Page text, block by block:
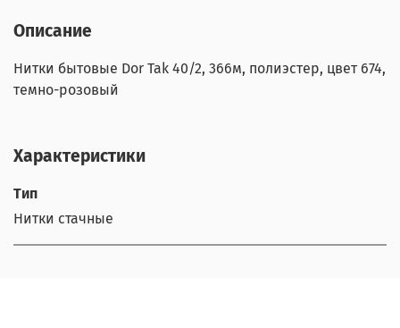
Описание
Нитки бытовые Dor Tak 40/2, 366м, полиэстер, цвет 674,
темно-розовый
Характеристики
Тип
Нитки стачные